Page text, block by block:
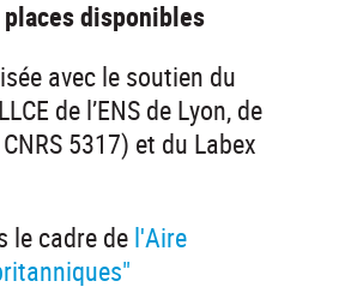
disponibles
avec le soutien du
de l’ENS de Lyon, de
5317) et du Labex
le cadre de l'Aire